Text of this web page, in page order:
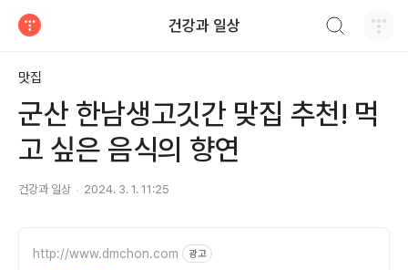
건강과 일상
맛집
군산 한남생고깃간 맞집 추천! 먹
고 싶은 음식의 향연
건강과 일상 2024. 3. 1. 11:25
http://www.dmchon.com 광고